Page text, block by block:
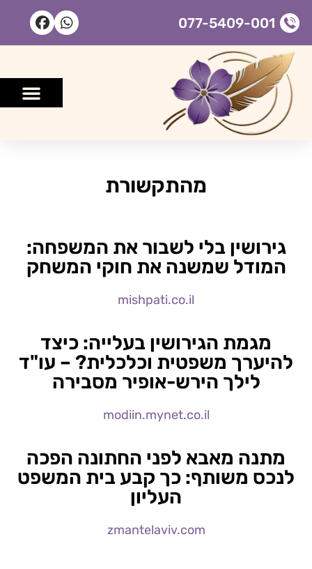
077-5409-001
מהתקשורת
גירושין בלי לשבור את המשפחה:
המודל שמשנה את חוקי המשחק
mishpati.co.il
מגמת הגירושין בעלייה: כיצד
להיערך משפטית וכלכלית? – עו"ד
לילך הירש-אופיר מסבירה
modiin.mynet.co.il
מתנה מאבא לפני החתונה הפכה
לנכס משותף: כך קבע בית המשפט
העליון
zmantelaviv.com